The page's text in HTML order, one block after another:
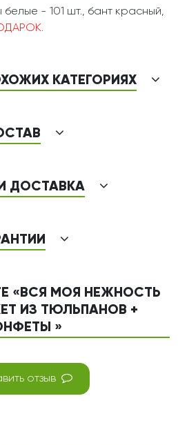
белые - 101 шт., бант красный,
КАТЕГОРИЯХ
ДОСТАВКА
«ВСЯ МОЯ НЕЖНОСТЬ
ИЗ ТЮЛЬПАНОВ +
»
отзыв